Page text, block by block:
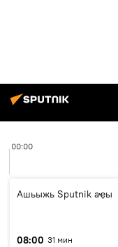
00:00
Ашьыжь Sputnik аҿы
08:00 31 мин